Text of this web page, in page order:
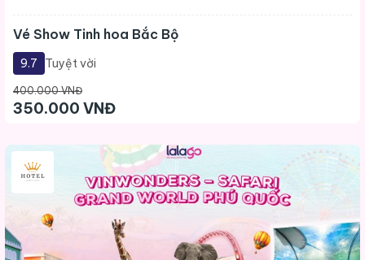
Vé Show Tinh hoa Bắc Bộ
9.7 Tuyệt vời
400.000 VNĐ
350.000 VNĐ